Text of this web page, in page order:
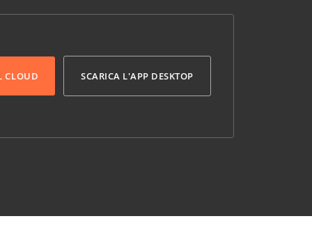
CLOUD SCARICA L'APP DESKTOP